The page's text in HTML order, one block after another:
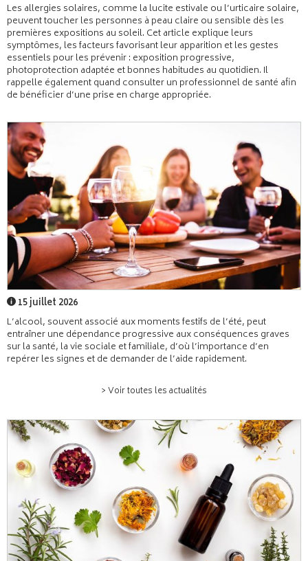
Les allergies solaires, comme la lucite estivale ou l’urticaire solaire,
peuvent toucher les personnes à peau claire ou sensible dès les
premières expositions au soleil. Cet article explique leurs
symptômes, les facteurs favorisant leur apparition et les gestes
essentiels pour les prévenir : exposition progressive,
photoprotection adaptée et bonnes habitudes au quotidien. Il
rappelle également quand consulter un professionnel de santé afin
de bénéficier d’une prise en charge appropriée.
15 juillet 2026
L’alcool, souvent associé aux moments festifs de l’été, peut
entraîner une dépendance progressive aux conséquences graves
sur la santé, la vie sociale et familiale, d’où l’importance d’en
repérer les signes et de demander de l’aide rapidement.
> Voir toutes les actualités